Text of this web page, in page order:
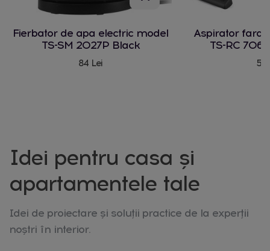
Fierbator de apa electric model
TS-SM 2027P Black
84 Lei
Aspirator fara
TS-RC 706
Idei pentru casa și
apartamentele tale
Idei de proiectare și soluții practice de la experții
noștri în interior.